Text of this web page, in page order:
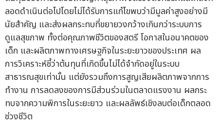
ลอดดำเนินต่อไปโดยไม่ได้รับการแก้ไขพบว่ามีมูลค่าสูงอย่างมี
นัยสำคัญ และส่งผลกระทบที่ขยายวงกว้างเกินกว่าระบบการ
ดูแลสุขภาพ ทั้งต่อคุณภาพชีวิตของสตรี โอกาสในอนาคตของ
เด็ก และผลิตภาพทางเศรษฐกิจในระยะยาวของประเทศ ผล
การวิเคราะห์ชี้ว่าต้นทุนที่เกิดขึ้นไม่ได้จำกัดอยู่ในระบบ
สาธารณสุขเท่านั้น แต่ยังรวมถึงการสูญเสียผลิตภาพจากการ
ทำงาน การลดลงของการมีส่วนร่วมในตลาดแรงงาน ผลกระ
ทบจากความพิการในระยะยาว และผลลัพธ์เชิงลบต่อเด็กตลอด
ช่วงชีวิต